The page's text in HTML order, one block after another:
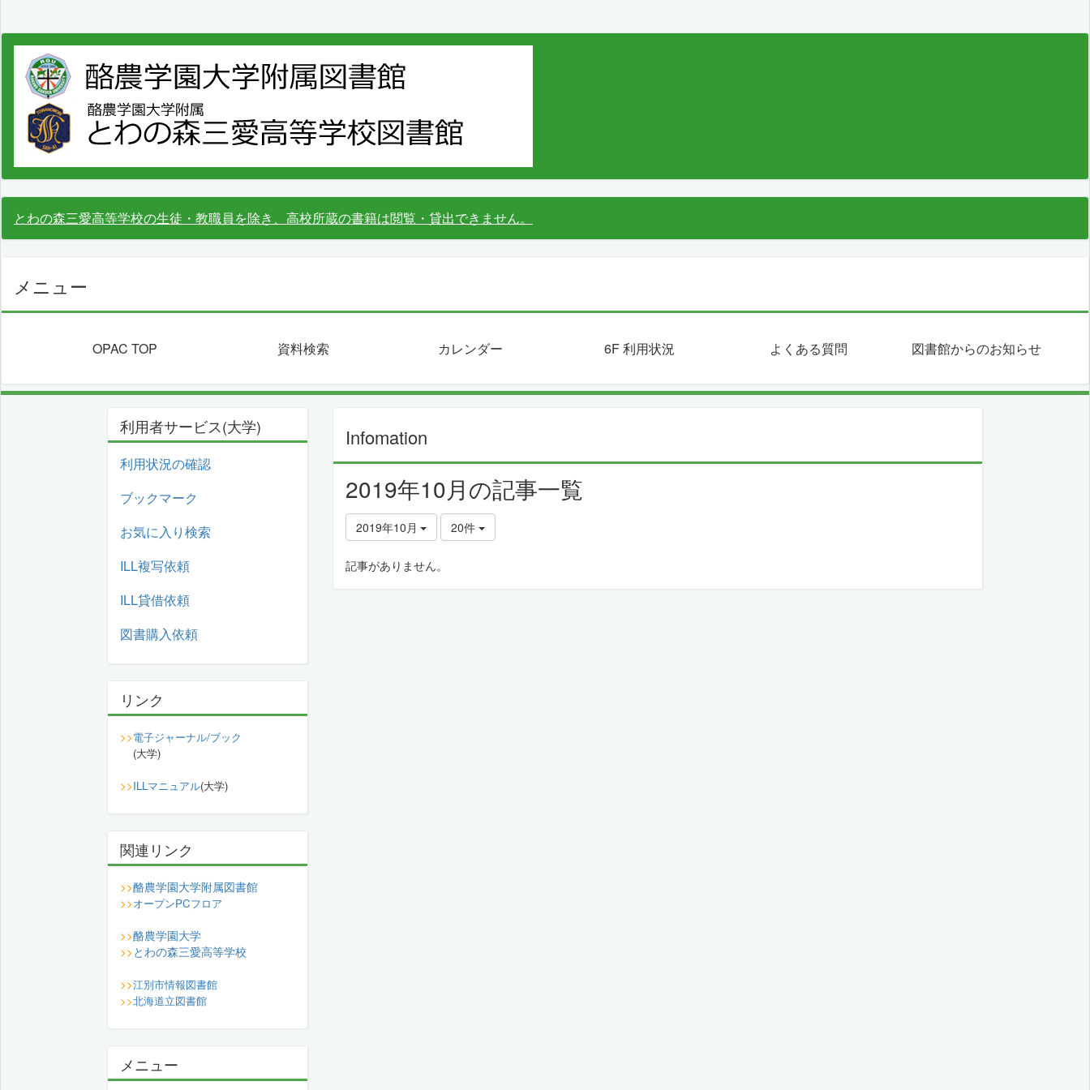
とわの森三愛高等学校の生徒・教職員を除き、高校所蔵の書籍は閲覧・貸出できません。
メニュー
OPAC TOP 資料検索 カレンダー 6F 利用状況 よくある質問 図書館からのお知らせ
Infomation
2019年10月の記事一覧
2019年10月 20件
記事がありません。
利用者サービス(大学)
利用状況の確認
ブックマーク
お気に入り検索
ILL複写依頼
ILL貸借依頼
図書購入依頼
リンク
>>電子ジャーナル/ブック
(大学)
>>ILLマニュアル(大学)
関連リンク
>>酪農学園大学附属図書館
>>オープンPCフロア
>>酪農学園大学
>> とわの森三愛高等学校
>>江別市情報図書館
>>北海道立図書館
メニュー